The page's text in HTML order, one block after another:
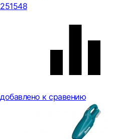
251548
добавлено к сравению